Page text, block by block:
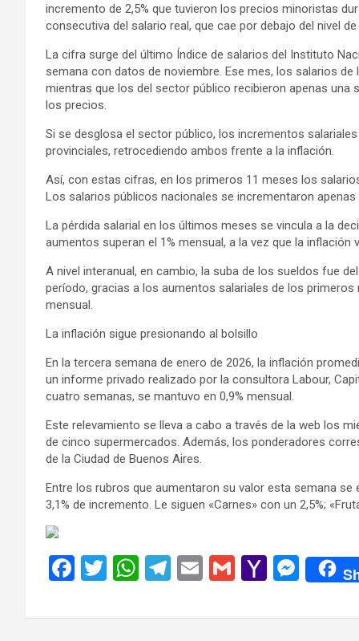
incremento de 2,5% que tuvieron los precios minoristas
consecutiva del salario real, que cae por debajo del nivel de
La cifra surge del último Índice de salarios del Instituto
semana con datos de noviembre. Ese mes, los salarios
mientras que los del sector público recibieron apenas una
los precios.
Si se desglosa el sector público, los incrementos
provinciales, retrocediendo ambos frente a la inflación.
Así, con estas cifras, en los primeros 11 meses los
Los salarios públicos nacionales se incrementaron apenas
La pérdida salarial en los últimos meses se vincula a la
aumentos superan el 1% mensual, a la vez que la
A nivel interanual, en cambio, la suba de los sueldos fue
período, gracias a los aumentos salariales de los
mensual.
La inflación sigue presionando al bolsillo
En la tercera semana de enero de 2026, la inflación
un informe privado realizado por la consultora Labour,
cuatro semanas, se mantuvo en 0,9% mensual.
Este relevamiento se lleva a cabo a través de la web los
de cinco supermercados. Además, los ponderadores
de la Ciudad de Buenos Aires.
Entre los rubros que aumentaron su valor esta semana
3,1% de incremento. Le siguen «Carnes» con un 2,5%;
F
ce
T
tt
W
at
T
e
E
ail
G
ail
Y
h
M
se